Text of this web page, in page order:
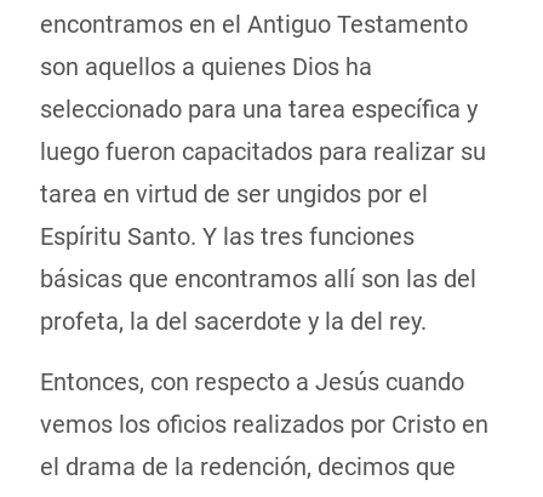
encontramos en el Antiguo Testamento
son aquellos a quienes Dios ha
seleccionado para una tarea específica y
luego fueron capacitados para realizar su
tarea en virtud de ser ungidos por el
Espíritu Santo. Y las tres funciones
básicas que encontramos allí son las del
profeta, la del sacerdote y la del rey.
Entonces, con respecto a Jesús cuando
vemos los oficios realizados por Cristo en
el drama de la redención, decimos que